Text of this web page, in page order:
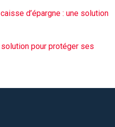
d’épargne : une solution
pour protéger ses